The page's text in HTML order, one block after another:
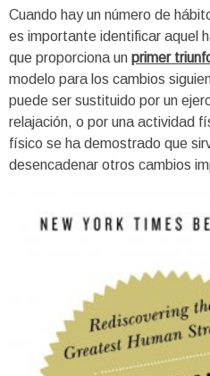
Cuando hay un número de
es importante identificar aquel
que proporciona un primer
modelo para los cambios
puede ser sustituido por un
relajación, o por una actividad
físico se ha demostrado que
desencadenar otros cambios